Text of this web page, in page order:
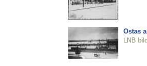
Ostas
LNB